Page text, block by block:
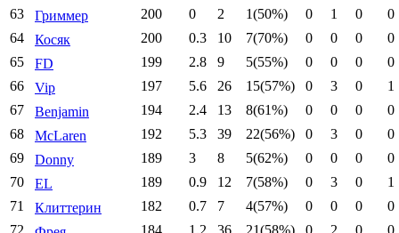
63
Гриммер 200 0 2 1(50%) 0 1 0
0
64
Косяк 200 0.3 10 7(70%) 0 0 0
0
65
FD 199 2.8 9 5(55%) 0 0 0
0
66
Vip 197 5.6 26 15(57%) 0 3 0
1
67
Benjamin 194 2.4 13 8(61%) 0 0 0
0
68
McLaren 192 5.3 39 22(56%) 0 3 0
0
69
Donny 189 3 8 5(62%) 0 0 0
0
70
EL 189 0.9 12 7(58%) 0 3 0
1
71
Клиттерин 182 0.7 7 4(57%) 0 0 0
0
72
184 1.2 36 21(58%) 0 2 0
0